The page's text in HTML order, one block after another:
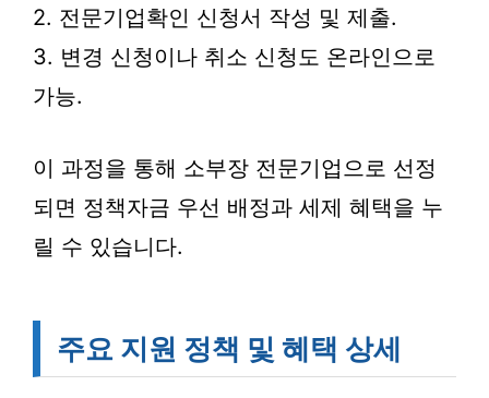
2. 전문기업확인 신청서 작성 및 제출.
3. 변경 신청이나 취소 신청도 온라인으로
가능.
이 과정을 통해 소부장 전문기업으로 선정
되면 정책자금 우선 배정과 세제 혜택을 누
릴 수 있습니다.
주요 지원 정책 및 혜택 상세